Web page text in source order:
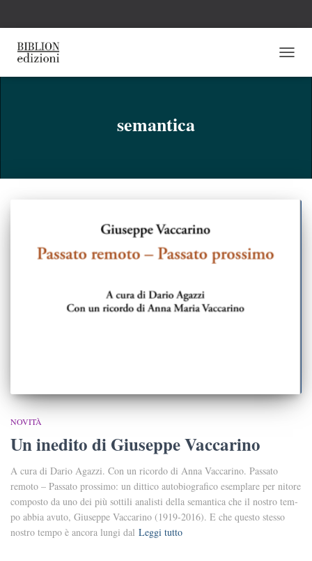
semantica
NOVITÀ
Un inedito di Giuseppe Vaccarino
A cura di Dario Agazzi. Con un ricordo di Anna Vaccarino. Passato
remoto – Passato prossimo: un dittico autobio­grafico esemplare per nitore
composto da uno dei più sottili analisti della semantica che il nostro tem­
po abbia avuto, Giuseppe Vaccarino (1919-2016). E che questo stesso
nostro tempo è ancora lungi dal Leggi tutto